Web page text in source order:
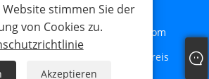
Email: 13809298106@163.com
Road, Industriepark Xinghuo, Kreis
stimmen Sie der
von Cookies zu.
Akzeptieren